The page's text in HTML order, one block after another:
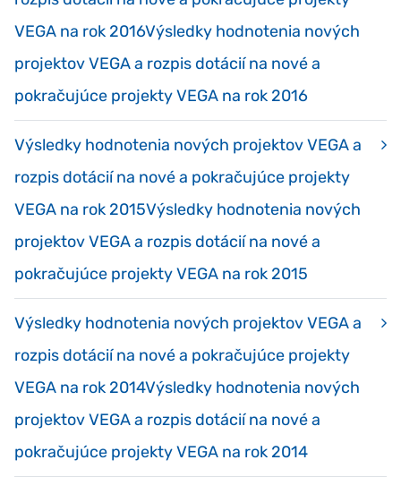
VEGA na rok 2016Výsledky hodnotenia nových
projektov VEGA a rozpis dotácií na nové a
pokračujúce projekty VEGA na rok 2016
Výsledky hodnotenia nových projektov VEGA a
rozpis dotácií na nové a pokračujúce projekty
VEGA na rok 2015Výsledky hodnotenia nových
projektov VEGA a rozpis dotácií na nové a
pokračujúce projekty VEGA na rok 2015
Výsledky hodnotenia nových projektov VEGA a
rozpis dotácií na nové a pokračujúce projekty
VEGA na rok 2014Výsledky hodnotenia nových
projektov VEGA a rozpis dotácií na nové a
pokračujúce projekty VEGA na rok 2014